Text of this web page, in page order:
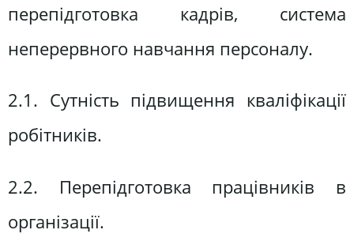
перепідготовка кадрів, система
неперервного навчання персоналу.
2.1. Сутність підвищення кваліфікації
робітників.
2.2. Перепідготовка працівників в
організації.